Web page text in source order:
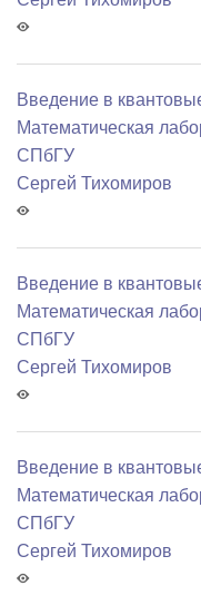
Введение в
Математичеcкая
СПбГУ
Сергей Тихомиров
Введение в
Математичеcкая
СПбГУ
Сергей Тихомиров
Введение в
Математичеcкая
СПбГУ
Сергей Тихомиров